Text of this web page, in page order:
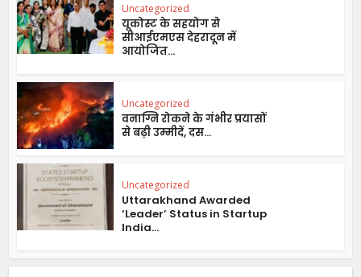
Uncategorized
यूकोस्ट के सहयोग से
सीआईएमएस देहरादून में
आयोजित...
Uncategorized
वनाग्नि रोकने के गंभीर प्रयासों
से बढ़ी उम्मीदें, दस...
Uncategorized
Uttarakhand Awarded
‘Leader’ Status in Startup
India...